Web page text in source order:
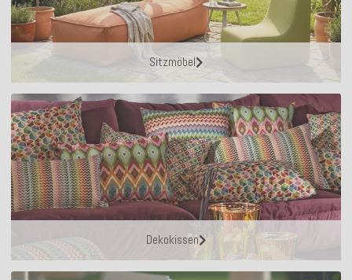
Sitzmöbel
Dekokissen